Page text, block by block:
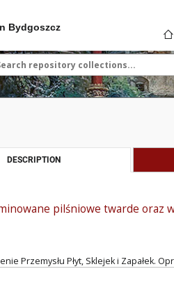
Bydgoszcz
DESCRIPTION
pilśniowe twarde oraz
Przemysłu Płyt, Sklejek i Zapałek.